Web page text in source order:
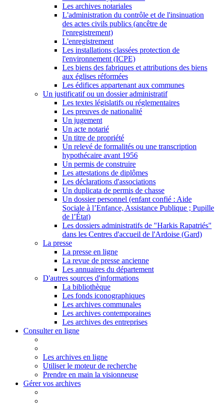
Les archives notariales
L'administration du contrôle et de l'insinuation
des actes civils publics (ancêtre de
l'enregistrement)
L'enregistrement
Les installations classées protection de
l'environnement (ICPE)
Les biens des fabriques et attributions des biens
aux églises réformées
Les édifices appartenant aux communes
Un justificatif ou un dossier administratif
Les textes législatifs ou réglementaires
Les preuves de nationalité
Un jugement
Un acte notarié
Un titre de propriété
Un relevé de formalités ou une transcription
hypothécaire avant 1956
Un permis de construire
Les attestations de diplômes
Les déclarations d'associations
Un duplicata de permis de chasse
Un dossier personnel (enfant confié : Aide
Sociale à l’Enfance, Assistance Publique ; Pupille
de l’État)
Les dossiers administratifs de "Harkis Rapatriés"
dans les Centres d'accueil de l'Ardoise (Gard)
La presse
La presse en ligne
La revue de presse ancienne
Les annuaires du département
D'autres sources d'informations
La bibliothèque
Les fonds iconographiques
Les archives communales
Les archives contemporaines
Les archives des entreprises
Consulter en ligne
Les archives en ligne
Utiliser le moteur de recherche
Prendre en main la visionneuse
Gérer vos archives